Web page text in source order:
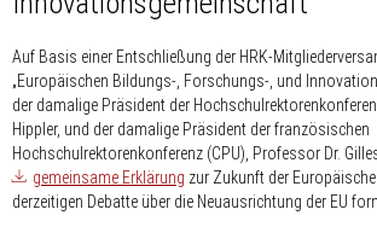
Auf Basis einer Entschließung der HRK-
„Europäischen Bildungs-, Forschungs-, und
der damalige Präsident der
Hippler, und der damalige Präsident der französischen
Hochschulrektorenkonferenz (CPU), Professor Dr.
gemeinsame Erklärung zur Zukunft der
derzeitigen Debatte über die Neuausrichtung der EU